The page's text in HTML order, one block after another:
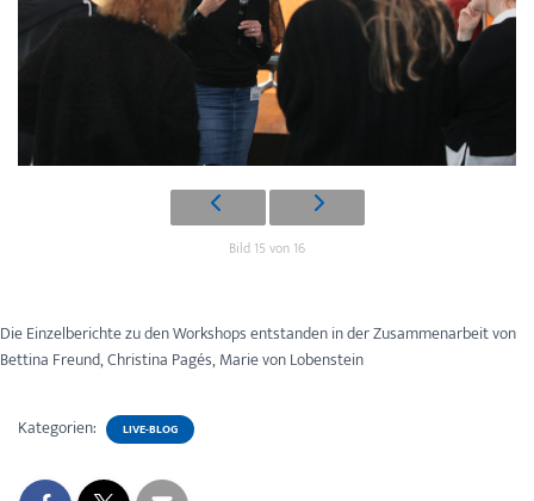
Bild 15 von 16
Die Einzelberichte zu den Workshops entstanden in der Zusammenarbeit von
Bettina Freund, Christina Pagés, Marie von Lobenstein
Kategorien: LIVE-BLOG